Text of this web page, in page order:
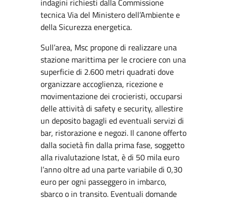
indagini richiesti dalla Commissione
tecnica Via del Ministero dell’Ambiente e
della Sicurezza energetica.
Sull’area, Msc propone di realizzare una
stazione marittima per le crociere con una
superficie di 2.600 metri quadrati dove
organizzare accoglienza, ricezione e
movimentazione dei crocieristi, occuparsi
delle attività di safety e security, allestire
un deposito bagagli ed eventuali servizi di
bar, ristorazione e negozi. Il canone offerto
dalla società fin dalla prima fase, soggetto
alla rivalutazione Istat, è di 50 mila euro
l’anno oltre ad una parte variabile di 0,30
euro per ogni passeggero in imbarco,
sbarco o in transito. Eventuali domande